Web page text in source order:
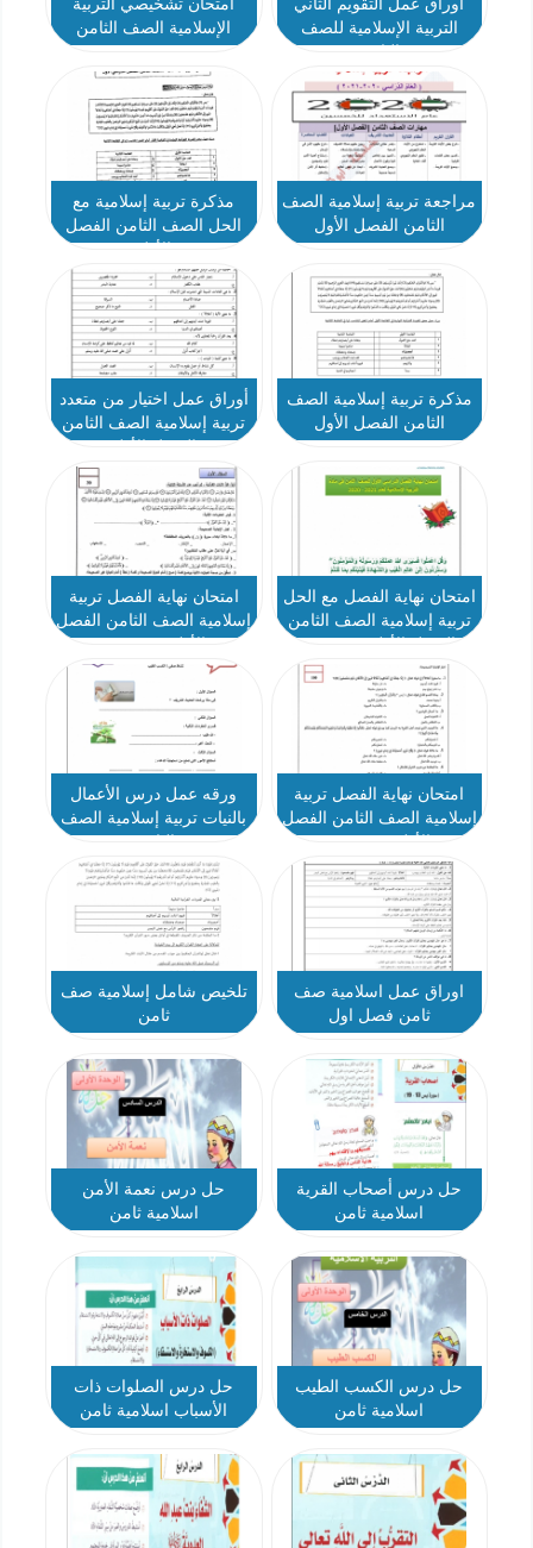
أوراق عمل التقويم الثاني
التربية الإسلامية للصف
امتحان تشخيصي التربية
الإسلامية الصف الثامن
مراجعة تربية إسلامية الصف
الثامن الفصل الأول
مذكرة تربية إسلامية مع
الحل الصف الثامن الفصل
مذكرة تربية إسلامية الصف
الثامن الفصل الأول
أوراق عمل اختيار من متعدد
تربية إسلامية الصف الثامن
امتحان نهاية الفصل مع الحل
تربية إسلامية الصف الثامن
امتحان نهاية الفصل تربية
إسلامية الصف الثامن الفصل
امتحان نهاية الفصل تربية
إسلامية الصف الثامن الفصل
ورقه عمل درس الأعمال
بالنيات تربية إسلامية الصف
اوراق عمل اسلامية صف
ثامن فصل اول
تلخيص شامل إسلامية صف
ثامن
حل درس أصحاب القرية
اسلامية ثامن
حل درس نعمة الأمن
اسلامية ثامن
حل درس الكسب الطيب
اسلامية ثامن
حل درس الصلوات ذات
الأسباب اسلامية ثامن